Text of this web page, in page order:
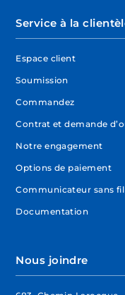
Service à la
Espace client
Soumission
Commandez
Contrat et demande
Notre engagement
Options de paiement
Communicateur sans
Documentation
Nous joindre